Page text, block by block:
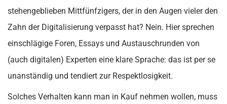
stehengeblieben Mittfünfzigers, der in den Augen vieler den
Zahn der Digitalisierung verpasst hat? Nein. Hier sprechen
einschlägige Foren, Essays und Austauschrunden von
(auch digitalen) Experten eine klare Sprache: das ist per se
unanständig und tendiert zur Respektlosigkeit.
Solches Verhalten kann man in Kauf nehmen wollen, muss